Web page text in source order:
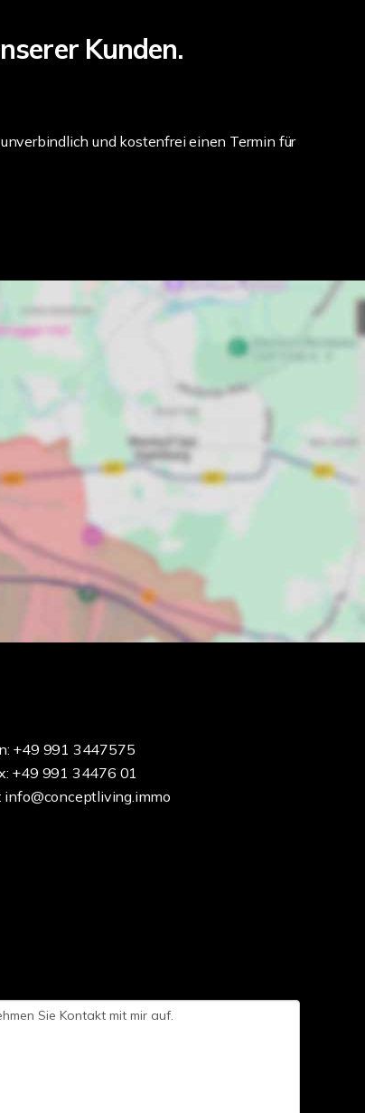
Kunden.
und kostenfrei einen Termin für
+49 991 3447575
+49 991 34476 01
info@conceptliving.immo